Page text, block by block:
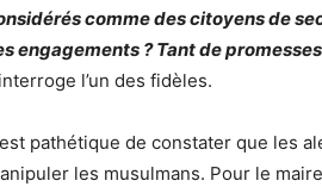
comme des citoyens de
engagements ? Tant de
l’un des fidèles.
pathétique de constater que les
les musulmans. Pour le